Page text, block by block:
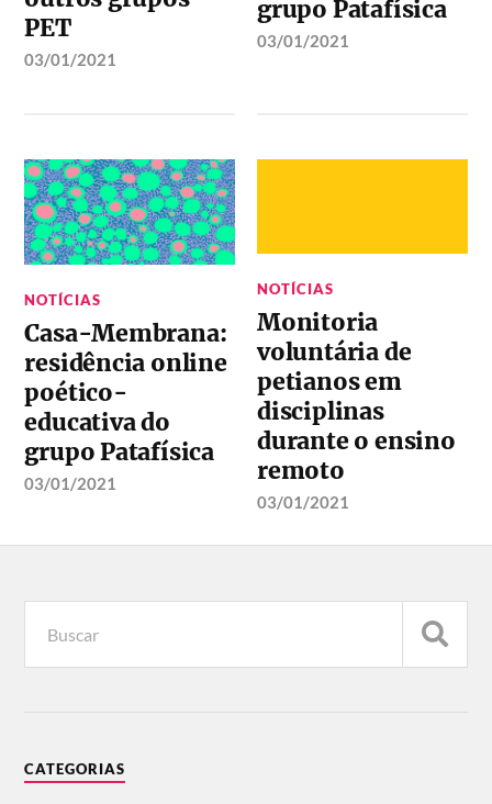
PET
03/01/2021
grupo Patafísica
03/01/2021
NOTÍCIAS
Casa-Membrana:
residência online
poético-
educativa do
grupo Patafísica
03/01/2021
NOTÍCIAS
Monitoria
voluntária de
petianos em
disciplinas
durante o ensino
remoto
03/01/2021
CATEGORIAS